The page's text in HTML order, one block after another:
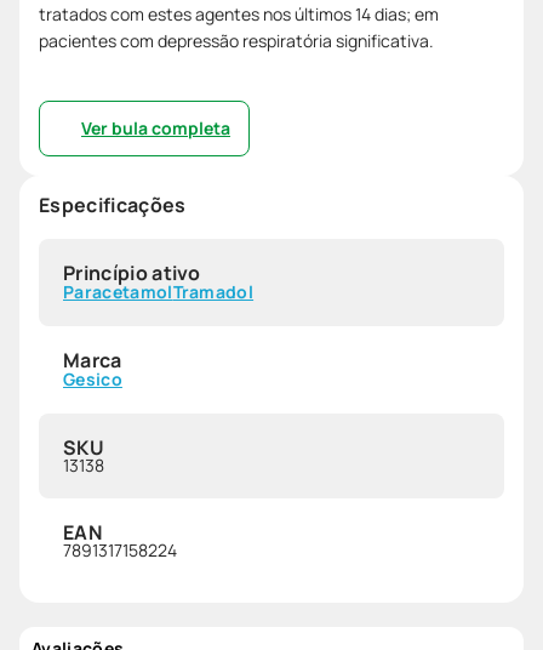
tratados com estes agentes nos últimos 14 dias; em
pacientes com depressão respiratória significativa.
Ver bula completa
Especificações
Princípio ativo
ParacetamolTramadol
Marca
Gesico
SKU
13138
EAN
7891317158224